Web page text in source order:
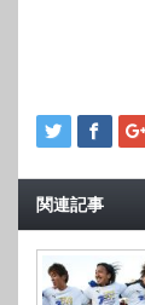
関連記事